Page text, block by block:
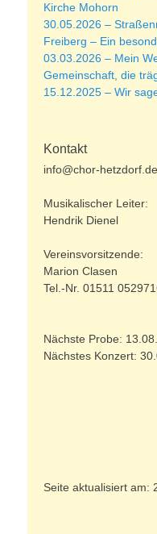
Kirche Mohorn
30.05.2026 –
Freiberg – Ein
03.03.2026 – Mein
Gemeinschaft, die
15.12.2025 – Wir
Kontakt
info@chor-hetzdorf.de
Musikalischer Leiter:
Hendrik Dienel
Vereinsvorsitzende:
Marion Clasen
Tel.-Nr. 01511
Nächste Probe:
Nächstes Konzert:
Seite aktualisiert am: